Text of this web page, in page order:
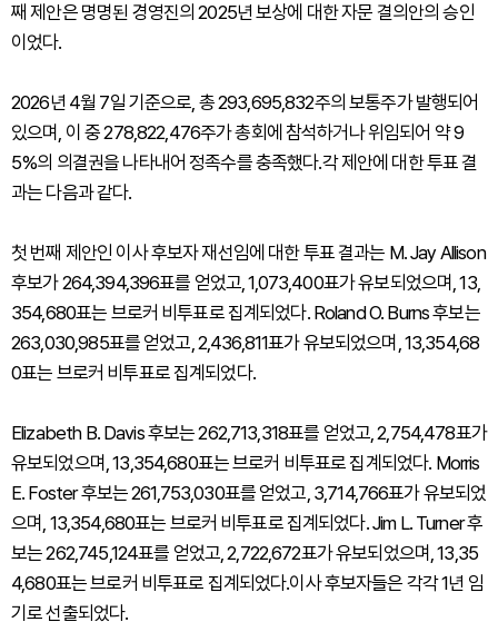
째 제안은 명명된 경영진의 2025년 보상에 대한 자문 결의안의 승인
이었다.
2026년 4월 7일 기준으로, 총 293,695,832주의 보통주가 발행되어
있으며, 이 중 278,822,476주가 총회에 참석하거나 위임되어 약 9
5%의 의결권을 나타내어 정족수를 충족했다.각 제안에 대한 투표 결
과는 다음과 같다.
첫 번째 제안인 이사 후보자 재선임에 대한 투표 결과는 M. Jay Allison
후보가 264,394,396표를 얻었고, 1,073,400표가 유보되었으며, 13,
354,680표는 브로커 비투표로 집계되었다. Roland O. Burns 후보는
263,030,985표를 얻었고, 2,436,811표가 유보되었으며, 13,354,68
0표는 브로커 비투표로 집계되었다.
Elizabeth B. Davis 후보는 262,713,318표를 얻었고, 2,754,478표가
유보되었으며, 13,354,680표는 브로커 비투표로 집계되었다. Morris
E. Foster 후보는 261,753,030표를 얻었고, 3,714,766표가 유보되었
으며, 13,354,680표는 브로커 비투표로 집계되었다. Jim L. Turner 후
보는 262,745,124표를 얻었고, 2,722,672표가 유보되었으며, 13,35
4,680표는 브로커 비투표로 집계되었다.이사 후보자들은 각각 1년 임
기로 선출되었다.